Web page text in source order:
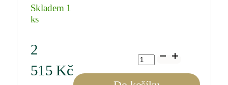
Skladem 1
ks
2
515Kč
Beaune
1er
Cru
les